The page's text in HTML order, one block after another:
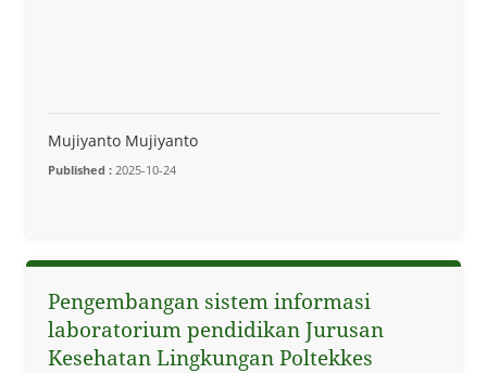
Mujiyanto Mujiyanto
Published : 2025-10-24
Pengembangan sistem informasi
laboratorium pendidikan Jurusan
Kesehatan Lingkungan Poltekkes